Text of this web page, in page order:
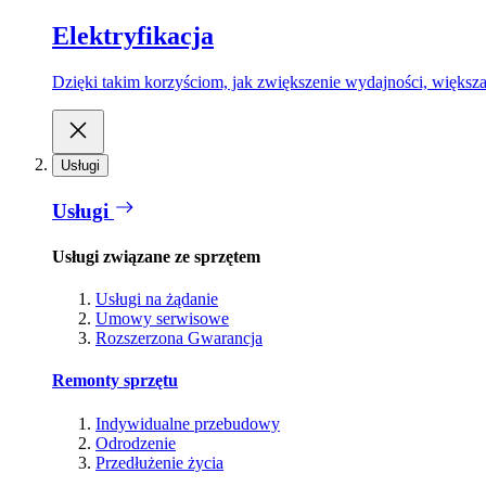
Elektryfikacja
Dzięki takim korzyściom, jak zwiększenie wydajności,
Usługi
Usługi
Usługi związane ze sprzętem
Usługi na żądanie
Umowy serwisowe
Rozszerzona Gwarancja
Remonty sprzętu
Indywidualne przebudowy
Odrodzenie
Przedłużenie życia